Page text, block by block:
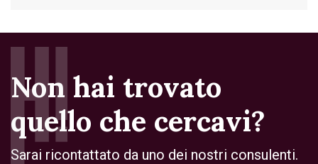
Non hai trovato
quello che cercavi?
Sarai ricontattato da uno dei nostri consulenti.